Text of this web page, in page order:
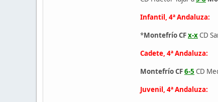
Infantil, 4ª Andaluza:
*Montefrío CFx-xCD
Cadete, 4ª Andaluza:
Montefrío CF6-5 CD
Juvenil, 4ª Andaluza: